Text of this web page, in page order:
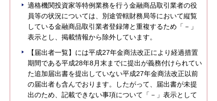
適格機関投資家等特例業務を行う金融商品取引業者の役
員等の状況については、別途管轄財務局等において縦覧
している金融商品取引業者登録簿と重複するため「－」
表示とし、掲載情報から除外しています。
【届出者一覧】には平成27年金商法改正により経過措置
期間である平成28年8月末までに提出が義務付けられてい
た追加届出書を提出していない平成27年金商法改正以前
の届出者も含んでおります。したがって、届出書が未提
出のため、記載できない事項について「－」表示として